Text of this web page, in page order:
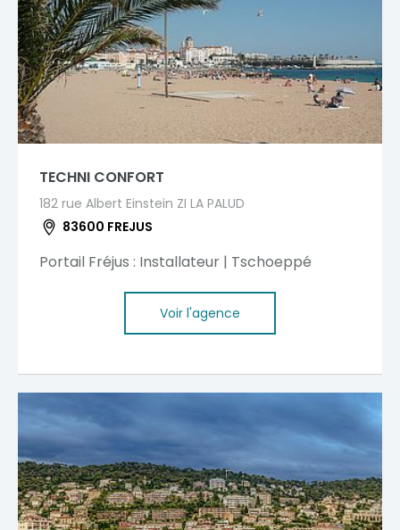
TECHNI CONFORT
182 rue Albert Einstein ZI LA PALUD
83600 FREJUS
Portail Fréjus : Installateur | Tschoeppé
Voir l'agence